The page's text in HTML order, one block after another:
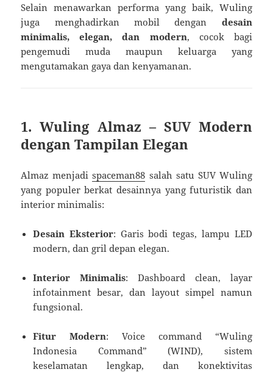
Selain menawarkan performa yang baik, Wuling
juga menghadirkan mobil dengan desain
minimalis, elegan, dan modern, cocok bagi
pengemudi muda maupun keluarga yang
mengutamakan gaya dan kenyamanan.
1.Wuling Almaz – SUV Modern
dengan Tampilan Elegan
Almaz menjadispaceman88 salah satu SUV Wuling
yang populer berkat desainnya yang futuristik dan
interior minimalis:
Desain Eksterior: Garis bodi tegas, lampu LED
modern, dan gril depan elegan.
Interior Minimalis: Dashboard clean, layar
infotainment besar, dan layout simpel namun
fungsional.
Fitur Modern: Voice command “Wuling
Indonesia Command” (WIND), sistem
keselamatan lengkap, dan konektivitas